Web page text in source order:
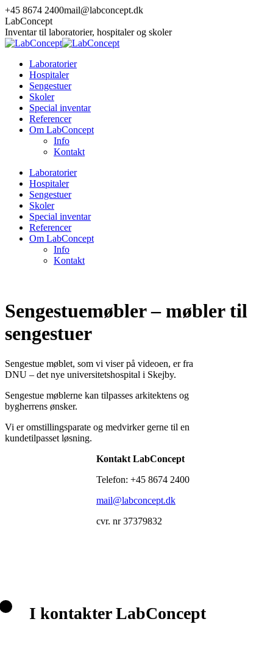
Skip
to
content
+45 8674 2400mail@labconcept.dk
LabConcept
Inventar til laboratorier, hospitaler og skoler
Laboratorier
Hospitaler
Sengestuer
Skoler
Special inventar
Referencer
Om LabConcept
Info
Kontakt
Laboratorier
Hospitaler
Sengestuer
Skoler
Special inventar
Referencer
Om LabConcept
Info
Kontakt
Sengestuemøbler – møbler til
sengestuer
Sengestue møblet, som vi viser på videoen, er fra
DNU – det nye universitetshospital i Skejby.
Sengestue møblerne kan tilpasses arkitektens og
bygherrens ønsker.
Vi er omstillingsparate og medvirker gerne til en
kundetilpasset løsning.
Kontakt LabConcept
Telefon: +45 8674 2400
mail@labconcept.dk
cvr. nr 37379832
I kontakter LabConcept